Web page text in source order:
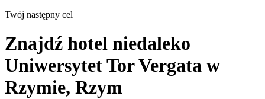
Twój następny cel
Znajdź hotel niedaleko
Uniwersytet Tor Vergata w
Rzymie, Rzym